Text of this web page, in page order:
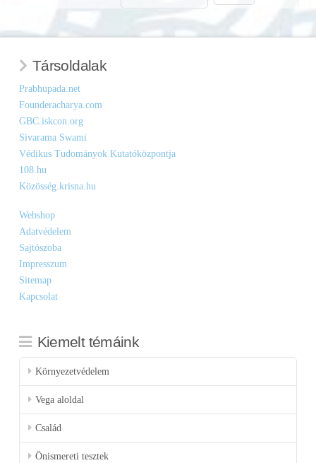
Társoldalak
Prabhupada.net
Founderacharya.com
GBC.iskcon.org
Sivarama Swami
Védikus Tudományok Kutatóközpontja
108.hu
Közösség.krisna.hu
Webshop
Adatvédelem
Sajtószoba
Impresszum
Sitemap
Kapcsolat
Kiemelt témáink
Környezetvédelem
Vega aloldal
Család
Önismereti tesztek